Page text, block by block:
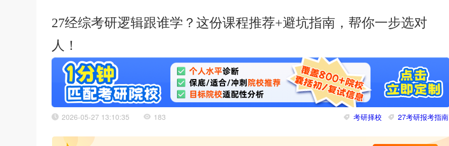
27经综考研逻辑跟谁学？这份课程推荐+避坑指南，帮你一步选对
人！
2026-05-27 13:10:35 183 考研择校 27考研报考指南